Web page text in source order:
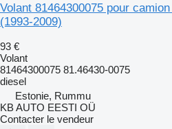
Volant 81464300075 pour
(1993-2009)
93 €
Volant
81464300075 81.46430-0075
diesel
Estonie, Rummu
KB AUTO EESTI OÜ
Contacter le vendeur